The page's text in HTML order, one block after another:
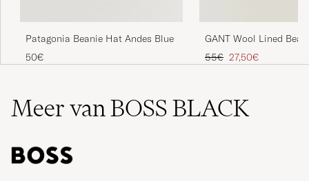
Patagonia Beanie Hat Andes Blue
50€
GANT Wool Lined
Reguliere prijs
55€ Verlaagd prijs
27,50€
Meer van BOSS BLACK